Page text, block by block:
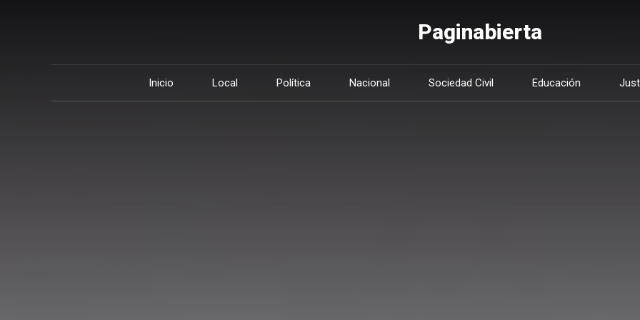
Paginabierta
Inicio Local Política Nacional Sociedad Civil Educación